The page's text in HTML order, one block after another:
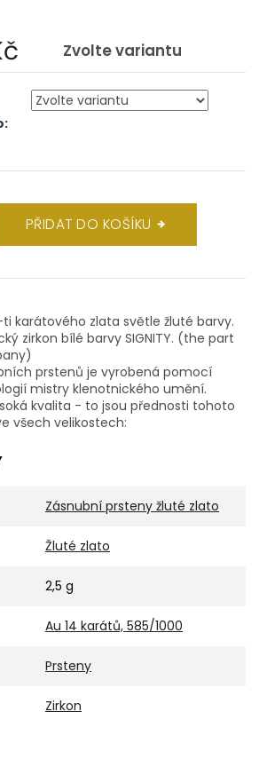
Zvolte variantu
PŘIDAT DO KOŠÍKU
karátového zlata světle žluté barvy.
zirkon bílé barvy SIGNITY. (the part
prstenů je vyrobená pomocí
mistry klenotnického umění.
kvalita - to jsou přednosti tohoto
všech velikostech:
Zásnubní prsteny žluté zlato
Žluté zlato
2,5 g
Au 14 karátů, 585/1000
Prsteny
Zirkon